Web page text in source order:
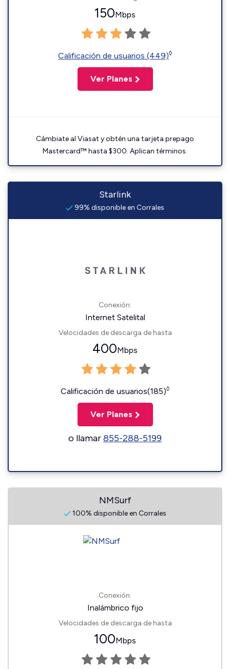
150Mbps
Calificación de usuarios (449)◊
Ver Planes
Cámbiate al Viasat y obtén una tarjeta prepago
Mastercard™ hasta $300. Aplican términos.
Starlink
99% disponible en Corrales
Conexión:
Internet Satelital
Velocidades de descarga de hasta
400Mbps
Calificación de usuarios(185)◊
Ver Planes
o llamar855-288-5199
NMSurf
100% disponible en Corrales
Conexión:
Inalámbrico fijo
Velocidades de descarga de hasta
100Mbps